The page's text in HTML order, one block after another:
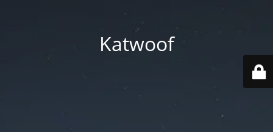
Katwoof